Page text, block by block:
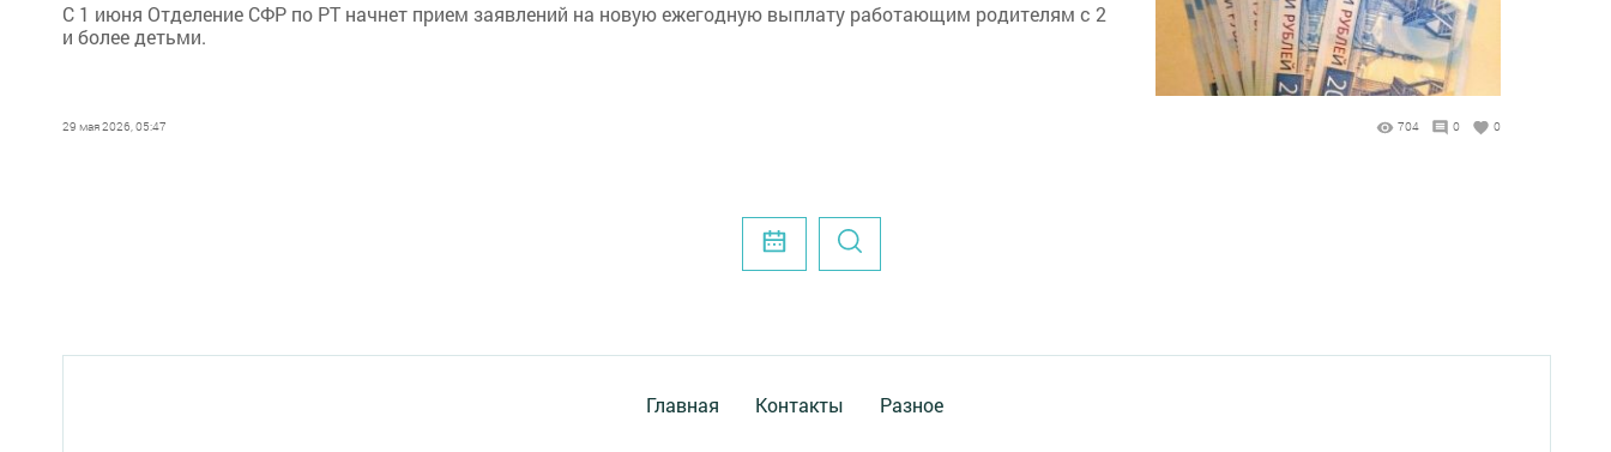
С 1 июня Отделение СФР по РТ начнет прием заявлений на новую ежегодную выплату работающим родителям с 2
и более детьми.
29 мая 2026, 05:47 704 0 0
Главная Контакты Разное